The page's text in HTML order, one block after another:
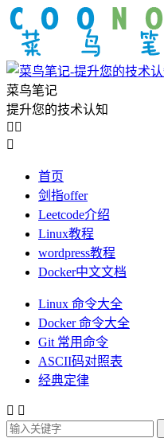
菜鸟笔记
提升您的技术认知
 

首页
剑指offer
Leetcode介绍
Linux教程
wordpress教程
Docker中文文档
Linux 命令大全
Docker 命令大全
Git 常用命令
ASCII码对照表
经典定律
 